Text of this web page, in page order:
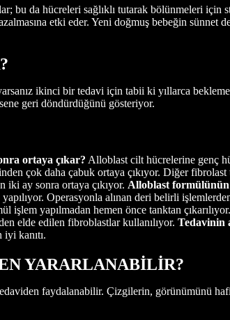
da hücreleri sağlıklı tutarak bölünmeleri için
azalmasına etki eder. Yeni doğmuş bebeğin
ikinci bir tedavi için tabii ki yıllarca
geri döndürdüğünü gösteriyor.
ortaya çıkar? Alloblast cilt hücrelerine genç
çok daha çabuk ortaya çıkıyor. Diğer
iki ay sonra ortaya çıkıyor. Alloblast formülünün
Operasyonla alınan deri belirli
yapılmadan hemen önce tanktan
elde edilen fibroblastlar kullanılıyor. Tedavinin
kanıtı.
YARARLANABİLİR?
faydalanabilir. Çizgilerin, görünümünü